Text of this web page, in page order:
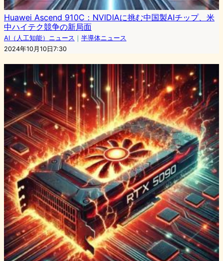
Huawei Ascend 910C：NVIDIAに挑む中国製AIチップ、米
中ハイテク競争の新局面
AI（人工知能）ニュース ｜ 半導体ニュース
2024年10月10日7:30